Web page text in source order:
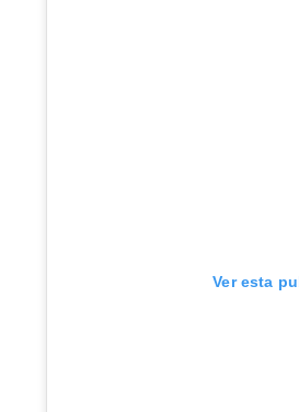
Ver esta